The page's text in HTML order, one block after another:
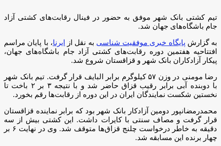
تیم کشتی بانک شهر موفق به حضور در فینال رقابت‌های کشتی آزاد
جام باشگاه‌های جهان شد.
به گزارش پایگاه خبری موفقیت شناسی به نقل از ایرنا، با پایان مراسم
افتتاحیه هفتمین دوره رقابت‌های کشتی آزاد جام باشگاه‌های جهان،
پیکار آزادکاران بانک شهر و قزاقستان شروع شد.
رضا مومنی در وزن ۵۷ کیلوگرم برابر البایف قرار گرفت. تیم بانک شهر
با دوبنده آبی برابر رقیب قزاق حاضر شد و با نتیجه ۳ بر ۲ باخت تا
نخستین شکست نمایندگان ایران در این دوره از رقابت‌ها رقم بخورد.
محمدرمضانپور دومین آزادکار بانک شهر بود که برابر نماینده قزاقستان
قرار گرفت و مصاف سنتی با کایرات داشت. این کشتی بیش از سه
دقیقه به خاطر درخواست چلنج قزاق‌ها متوقف شد. وی در نهایت ۶ بر
چهار برنده این مسابقه شد.